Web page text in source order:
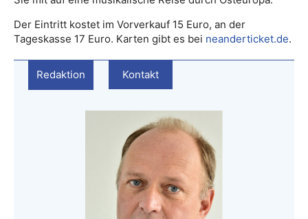
Der Eintritt kostet im Vorverkauf 15 Euro, an der
Tageskasse 17 Euro. Karten gibt es bei neanderticket.de.
Redaktion Kontakt